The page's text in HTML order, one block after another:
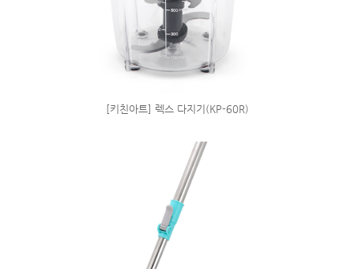
[키친아트] 렉스 다지기(KP-60R)